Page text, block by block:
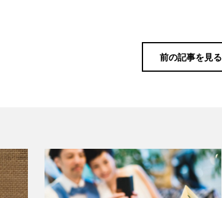
前の記事を見る